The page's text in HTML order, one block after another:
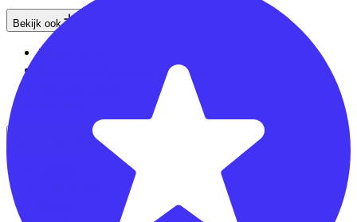
Bekijk ook
Dealer locator
Fiets leasen? Bereken je kosten